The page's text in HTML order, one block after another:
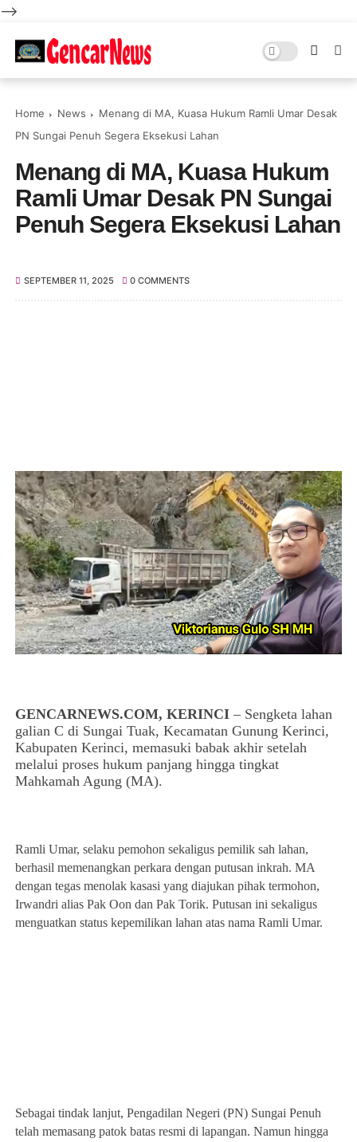
-->
Home News
Menang di MA, Kuasa Hukum Ramli Umar Desak
PN Sungai Penuh Segera Eksekusi Lahan
Menang di MA, Kuasa Hukum
Ramli Umar Desak PN Sungai
Penuh Segera Eksekusi Lahan
SEPTEMBER 11, 2025 0 COMMENTS
GENCARNEWS.COM, KERINCI– Sengketa lahan
galian C di Sungai Tuak, Kecamatan Gunung Kerinci,
Kabupaten Kerinci, memasuki babak akhir setelah
melalui proses hukum panjang hingga tingkat
Mahkamah Agung (MA).
Ramli Umar, selaku pemohon sekaligus pemilik sah lahan,
berhasil memenangkan perkara dengan putusan inkrah. MA
dengan tegas menolak kasasi yang diajukan pihak termohon,
Irwandri alias Pak Oon dan Pak Torik. Putusan ini sekaligus
menguatkan status kepemilikan lahan atas nama Ramli Umar.
Sebagai tindak lanjut, Pengadilan Negeri (PN) Sungai Penuh
telah memasang patok batas resmi di lapangan. Namun hingga